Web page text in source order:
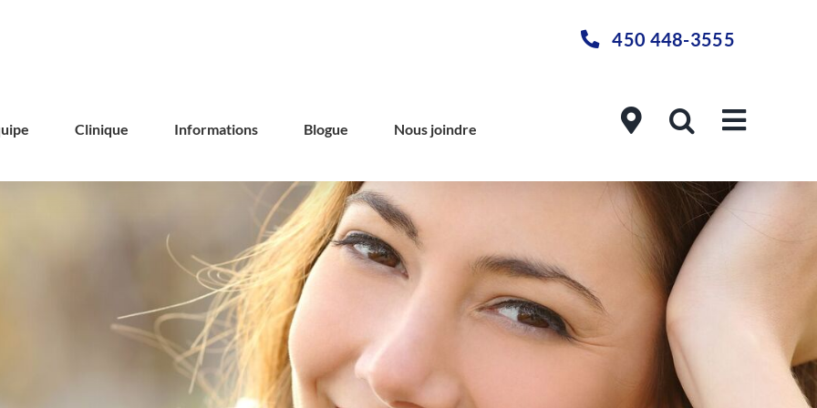
450 448-3555
Clinique Informations Blogue Nous joindre